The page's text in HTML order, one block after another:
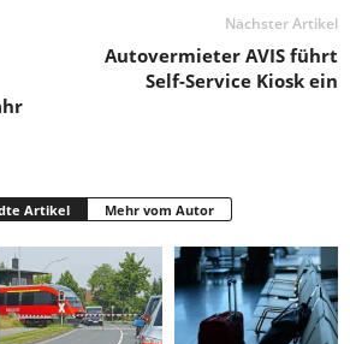
Nächster Artikel
Autovermieter AVIS führt
Self-Service Kiosk ein
Artikel Mehr vom Autor